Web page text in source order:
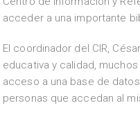
acceder a una importante
El coordinador del CIR,
educativa y calidad,
acceso a una base de datos
personas que accedan al